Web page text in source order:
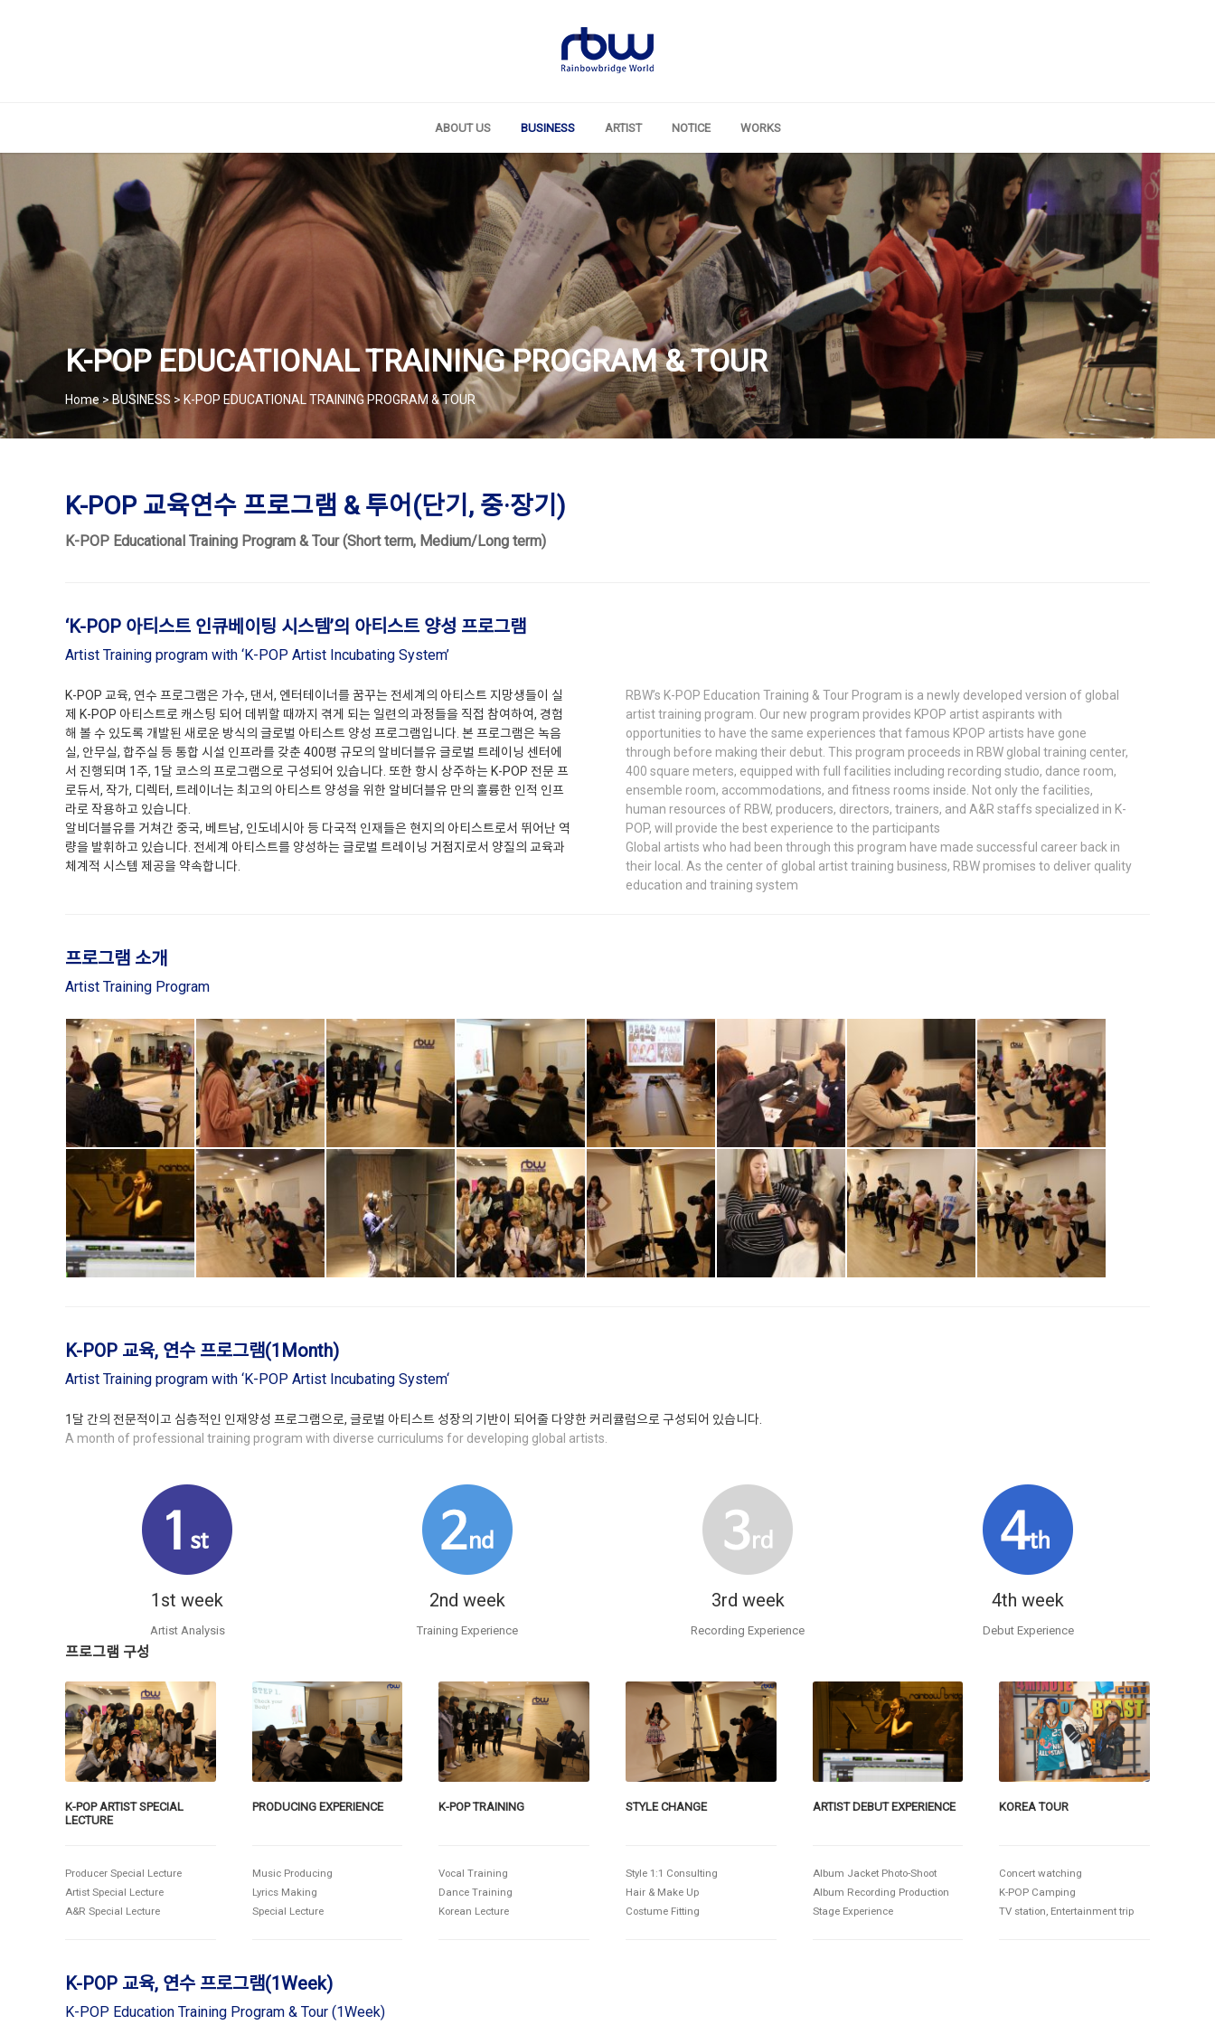
ABOUT US BUSINESS ARTIST NOTICE WORKS
K-POP EDUCATIONAL TRAINING PROGRAM & TOUR
Home > BUSINESS > K-POP EDUCATIONAL TRAINING PROGRAM & TOUR
K-POP 교육연수 프로그램 & 투어(단기, 중·장기)
K-POP Educational Training Program & Tour (Short term, Medium/Long term)
‘K-POP 아티스트 인큐베이팅 시스템’의 아티스트 양성 프로그램
Artist Training program with ‘K-POP Artist Incubating System’
K-POP 교육, 연수 프로그램은 가수, 댄서, 엔터테이너를 꿈꾸는 전세계의 아티스트 지망생들이 실
제 K-POP 아티스트로 캐스팅 되어 데뷔할 때까지 겪게 되는 일련의 과정들을 직접 참여하여, 경험
해 볼 수 있도록 개발된 새로운 방식의 글로벌 아티스트 양성 프로그램입니다. 본 프로그램은 녹음
실, 안무실, 합주실 등 통합 시설 인프라를 갖춘 400평 규모의 알비더블유 글로벌 트레이닝 센터에
서 진행되며 1주, 1달 코스의 프로그램으로 구성되어 있습니다. 또한 항시 상주하는 K-POP 전문 프
로듀서, 작가, 디렉터, 트레이너는 최고의 아티스트 양성을 위한 알비더블유 만의 훌륭한 인적 인프
라로 작용하고 있습니다.
알비더블유를 거쳐간 중국, 베트남, 인도네시아 등 다국적 인재들은 현지의 아티스트로서 뛰어난 역
량을 발휘하고 있습니다. 전세계 아티스트를 양성하는 글로벌 트레이닝 거점지로서 양질의 교육과
체계적 시스템 제공을 약속합니다.
RBW’s K-POP Education Training & Tour Program is a newly developed version of global
artist training program. Our new program provides KPOP artist aspirants with
opportunities to have the same experiences that famous KPOP artists have gone
through before making their debut. This program proceeds in RBW global training center,
400 square meters, equipped with full facilities including recording studio, dance room,
ensemble room, accommodations, and fitness rooms inside. Not only the facilities,
human resources of RBW, producers, directors, trainers, and A&R staffs specialized in K-
POP, will provide the best experience to the participants
Global artists who had been through this program have made successful career back in
their local. As the center of global artist training business, RBW promises to deliver quality
education and training system
프로그램 소개
Artist Training Program
K-POP 교육, 연수 프로그램(1Month)
Artist Training program with ‘K-POP Artist Incubating System‘
1달 간의 전문적이고 심층적인 인재양성 프로그램으로, 글로벌 아티스트 성장의 기반이 되어줄 다양한 커리큘럼으로 구성되어 있습니다.
A month of professional training program with diverse curriculums for developing global artists.
1st week
Artist Analysis
2nd week
Training Experience
3rd week
Recording Experience
4th week
Debut Experience
프로그램 구성
K-POP ARTIST SPECIAL
LECTURE
Producer Special Lecture
Artist Special Lecture
A&R Special Lecture
PRODUCING EXPERIENCE
Music Producing
Lyrics Making
Special Lecture
K-POP TRAINING
Vocal Training
Dance Training
Korean Lecture
STYLE CHANGE
Style 1:1 Consulting
Hair & Make Up
Costume Fitting
ARTIST DEBUT EXPERIENCE
Album Jacket Photo-Shoot
Album Recording Production
Stage Experience
KOREA TOUR
Concert watching
K-POP Camping
TV station, Entertainment trip
K-POP 교육, 연수 프로그램(1Week)
K-POP Education Training Program & Tour (1Week)